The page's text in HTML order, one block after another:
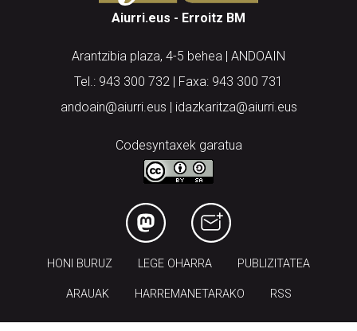
Aiurri.eus - Erroitz BM
Arantzibia plaza, 4-5 behea | ANDOAIN
Tel.: 943 300 732 | Faxa: 943 300 731
andoain@aiurri.eus | idazkaritza@aiurri.eus
Codesyntaxek garatua
HONI BURUZ LEGE OHARRA PUBLIZITATEA
ARAUAK HARREMANETARAKO RSS